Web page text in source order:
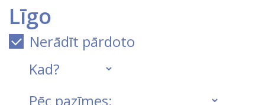
Līgo
Nerādīt pārdoto